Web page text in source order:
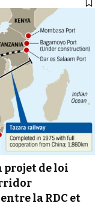
projet de loi
la RDC et